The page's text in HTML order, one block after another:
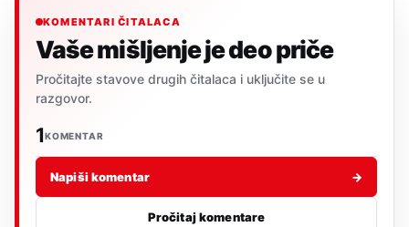
KOMENTARI ČITALACA
Vaše mišljenje je deo priče
Pročitajte stavove drugih čitalaca i uključite se u
razgovor.
1KOMENTAR
Napiši komentar →
Pročitaj komentare